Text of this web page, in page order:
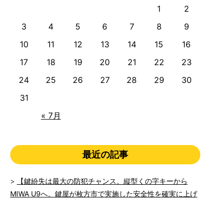
« 7月
1
2
3
4 5 6 7 8
9
10
11 12 13 14 15
16
17
18 19 20 21 22
23
24
25 26 27 28 29
30
31
最近の記事
【鍵紛失は最大の防犯チャンス。縦型くの字キーから
MIWA U9へ。鍵屋が枚方市で実施した安全性を確実に上げ